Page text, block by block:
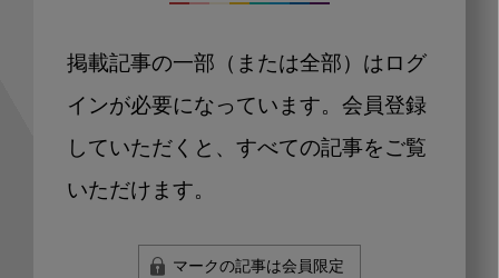
掲載記事の一部（または全部）はログ
インが必要になっています。会員登録
していただくと、すべての記事をご覧
いただけます。
マークの記事は会員限定